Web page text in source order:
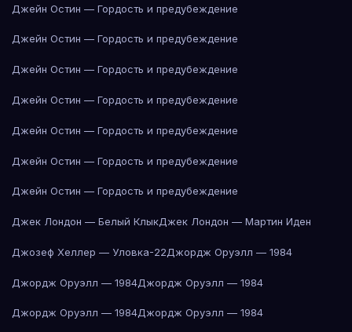
Джейн Остин — Гордость и предубеждение
Джейн Остин — Гордость и предубеждение
Джейн Остин — Гордость и предубеждение
Джейн Остин — Гордость и предубеждение
Джейн Остин — Гордость и предубеждение
Джейн Остин — Гордость и предубеждение
Джейн Остин — Гордость и предубеждение
Джек Лондон — Белый КлыкДжек Лондон — Мартин Иден
Джозеф Хеллер — Уловка-22Джордж Оруэлл — 1984
Джордж Оруэлл — 1984Джордж Оруэлл — 1984
Джордж Оруэлл — 1984Джордж Оруэлл — 1984